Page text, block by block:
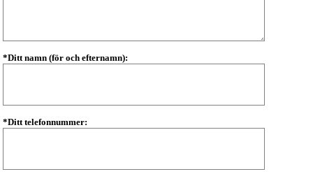
*Ditt namn (för och efternamn):
*Ditt telefonnummer: